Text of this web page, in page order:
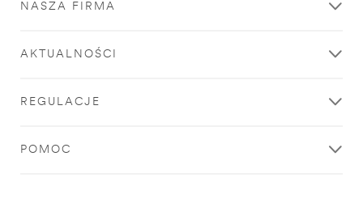
NASZA FIRMA
AKTUALNOŚCI
REGULACJE
POMOC